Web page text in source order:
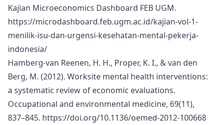
Kajian Microeconomics Dashboard FEB UGM.
https://microdashboard.feb.ugm.ac.id/kajian-vol-1-
menilik-isu-dan-urgensi-kesehatan-mental-pekerja-
indonesia/
Hamberg-van Reenen, H. H., Proper, K. I., & van den
Berg, M. (2012). Worksite mental health interventions:
a systematic review of economic evaluations.
Occupational and environmental medicine, 69(11),
837–845. https://doi.org/10.1136/oemed-2012-100668